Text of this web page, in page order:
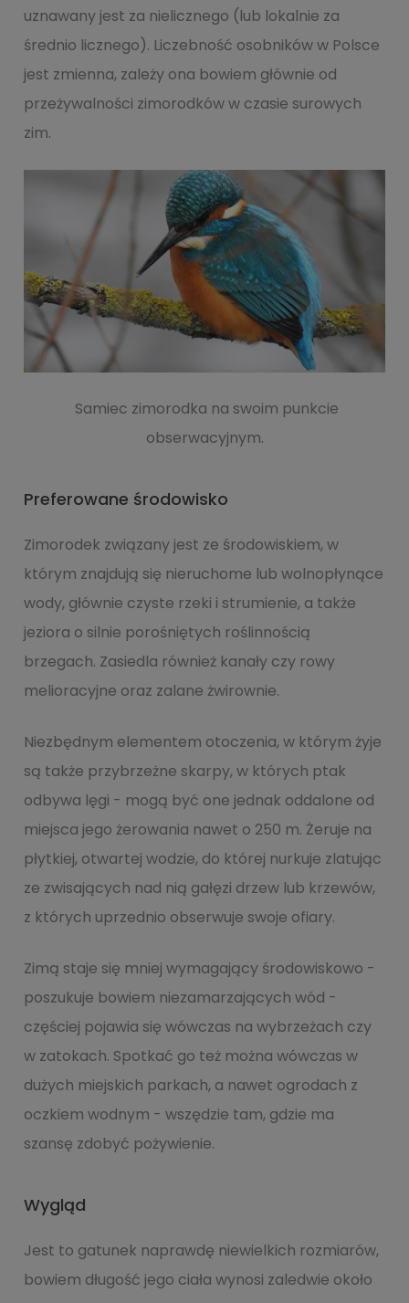
uznawany jest za nielicznego (lub lokalnie za
średnio licznego). Liczebność osobników w Polsce
jest zmienna, zależy ona bowiem głównie od
przeżywalności zimorodków w czasie surowych
zim.
Samiec zimorodka na swoim punkcie
obserwacyjnym.
Preferowane środowisko
Zimorodek związany jest ze środowiskiem, w
którym znajdują się nieruchome lub wolnopłynące
wody, głównie czyste rzeki i strumienie, a także
jeziora o silnie porośniętych roślinnością
brzegach. Zasiedla również kanały czy rowy
melioracyjne oraz zalane żwirownie.
Niezbędnym elementem otoczenia, w którym żyje
są także przybrzeżne skarpy, w których ptak
odbywa lęgi - mogą być one jednak oddalone od
miejsca jego żerowania nawet o 250 m. Żeruje na
płytkiej, otwartej wodzie, do której nurkuje zlatując
ze zwisających nad nią gałęzi drzew lub krzewów,
z których uprzednio obserwuje swoje ofiary.
Zimą staje się mniej wymagający środowiskowo -
poszukuje bowiem niezamarzających wód -
częściej pojawia się wówczas na wybrzeżach czy
w zatokach. Spotkać go też można wówczas w
dużych miejskich parkach, a nawet ogrodach z
oczkiem wodnym - wszędzie tam, gdzie ma
szansę zdobyć pożywienie.
Wygląd
Jest to gatunek naprawdę niewielkich rozmiarów,
bowiem długość jego ciała wynosi zaledwie około